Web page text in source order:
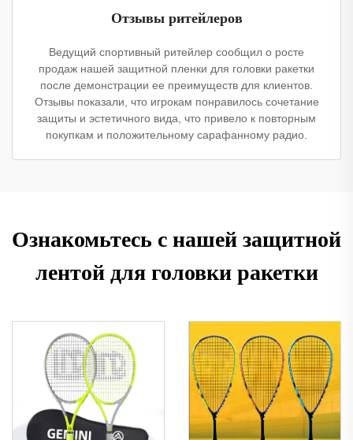
Отзывы ритейлеров
Ведущий спортивный ритейлер сообщил о росте
продаж нашей защитной пленки для головки ракетки
после демонстрации ее преимуществ для клиентов.
Отзывы показали, что игрокам понравилось сочетание
защиты и эстетичного вида, что привело к повторным
покупкам и положительному сарафанному радио.
Ознакомьтесь с нашей защитной
лентой для головки ракетки